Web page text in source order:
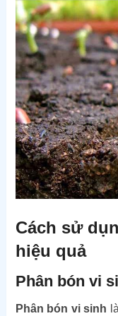
Cách sử
hiệu quả
Phân bón vi
Phân bón vi sinh